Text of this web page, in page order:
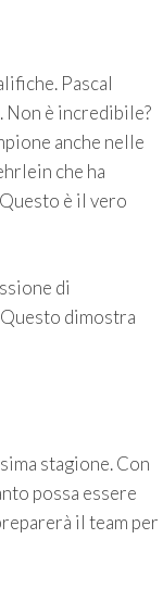
Pascal
Non è incredibile?
anche nelle
che ha
è il vero
di
Questo dimostra
stagione. Con
possa essere
il team per